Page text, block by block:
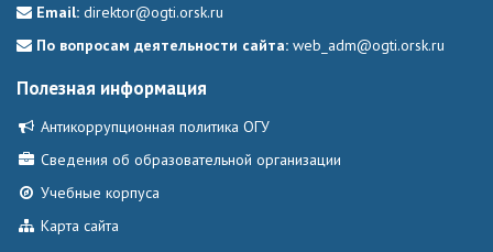
Email: direktor@ogti.orsk.ru
По вопросам деятельности сайта: web_adm@ogti.orsk.ru
Полезная информация
Антикоррупционная политика ОГУ
Сведения об образовательной организации
Учебные корпуса
Карта сайта